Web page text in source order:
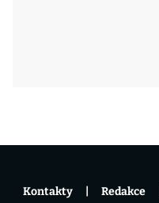
Kontakty Redakce